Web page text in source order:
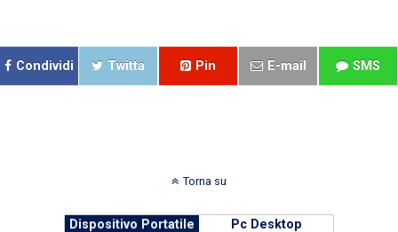
Condividi Twitta Pin E-mail SMS
Torna su
Dispositivo Portatile Pc Desktop